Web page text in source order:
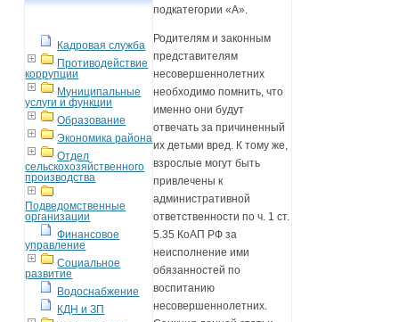
Кадровая служба
Противодействие
коррупции
Муниципальные
услуги и функции
Образование
Экономика района
Отдел
сельскохозяйственного
производства
Подведомственные
организации
Финансовое
управление
Социальное
развитие
Водоснабжение
КДН и ЗП
подкатегории «А».
Родителям и законным
представителям
несовершеннолетних
необходимо помнить, что
именно они будут
отвечать за причиненный
их детьми вред. К тому же,
взрослые могут быть
привлечены к
административной
ответственности по ч. 1 ст.
5.35 КоАП РФ за
неисполнение ими
обязанностей по
воспитанию
несовершеннолетних.